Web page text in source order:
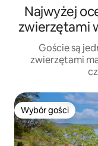
Najwyżej
zwierzętami
Goście są
zwierzętami
Wybór gości
Wybór gości